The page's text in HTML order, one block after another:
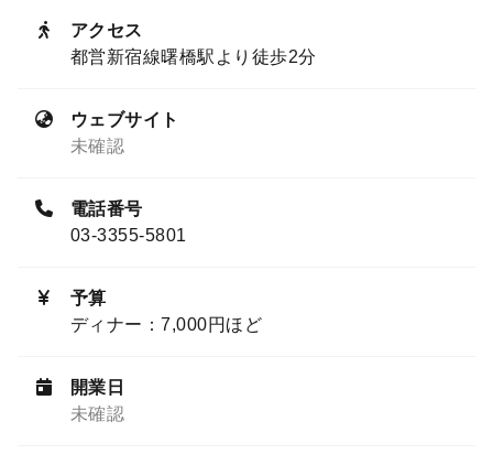
アクセス
都営新宿線曙橋駅より徒歩2分
ウェブサイト
未確認
電話番号
03-3355-5801
予算
ディナー：7,000円ほど
開業日
未確認